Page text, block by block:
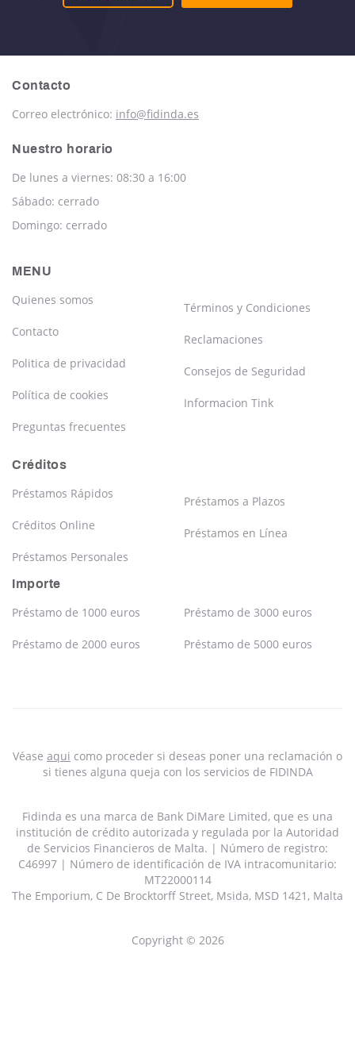
Contacto
Correo electrónico: info@fidinda.es
Nuestro horario
De lunes a viernes: 08:30 a 16:00
Sábado: cerrado
Domingo: cerrado
MENU
Quienes somos
Contacto
Politica de privacidad
Política de cookies
Preguntas frecuentes
Términos y Condiciones
Reclamaciones
Consejos de Seguridad
Informacion Tink
Créditos
Préstamos Rápidos
Créditos Online
Préstamos Personales
Préstamos a Plazos
Préstamos en Línea
Importe
Préstamo de 1000 euros
Préstamo de 2000 euros
Préstamo de 3000 euros
Préstamo de 5000 euros
Véase aqui como proceder si deseas poner una reclamación o
si tienes alguna queja con los servicios de FIDINDA
Fidinda es una marca de Bank DiMare Limited, que es una
institución de crédito autorizada y regulada por la Autoridad
de Servicios Financieros de Malta. | Número de registro:
C46997 | Número de identificación de IVA intracomunitario:
MT22000114
The Emporium, C De Brocktorff Street, Msida, MSD 1421, Malta
Copyright © 2026